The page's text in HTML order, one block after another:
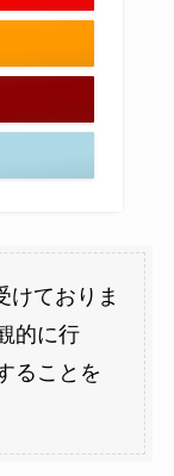
けておりま
的に行
ることを